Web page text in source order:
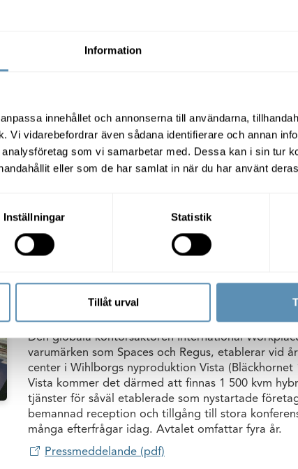
Information
innehållet och annonserna till användarna,
Vi vidarebefordrar även sådana identifierare och annan
som vi samarbetar med. Dessa kan i sin tur
eller som de har samlat in när du har använt
Inställningar Statistik
Tillåt urval
universitet om 20 000 kvm
uppförande och förhyrning av den nya byggnaden
Universitetsholmen, som bland annat ska inrymma
kontor, odontologiska fakulteten och studentkårer.
stå klar i slutet av 2027 och blir en central pusselbit
Pressmeddelande (pdf)
arbetsplatser och service i
Den globala kontorsaktören International
varumärken som Spaces och Regus, etablerar vid
center i Wihlborgs nyproduktion Vista (Bläckhornet
Vista kommer det därmed att finnas 1 500 kvm
tjänster för såväl etablerade som nystartade
bemannad reception och tillgång till stora
många efterfrågar idag. Avtalet omfattar fyra år.
Pressmeddelande (pdf)